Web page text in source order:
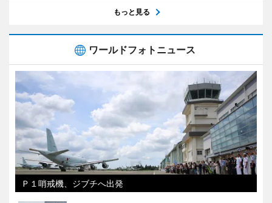
もっと見る
ワールドフォトニュース
Ｐ１哨戒機、ジブチへ出発